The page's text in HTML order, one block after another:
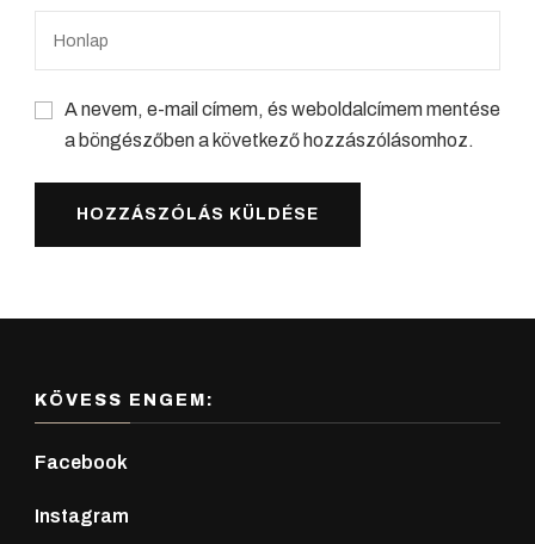
A nevem, e-mail címem, és weboldalcímem mentése
a böngészőben a következő hozzászólásomhoz.
KÖVESS ENGEM:
Facebook
Instagram